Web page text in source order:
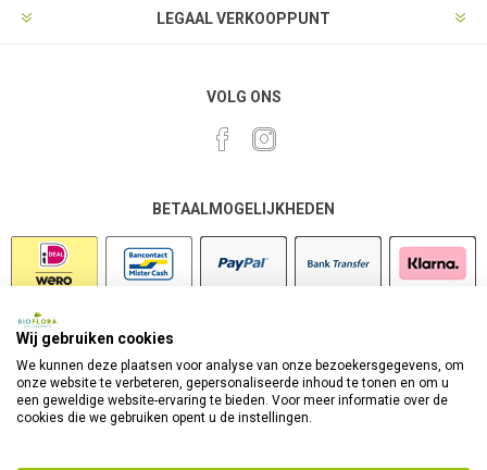
LEGAAL VERKOOPPUNT
VOLG ONS
BETAALMOGELIJKHEDEN
Wij gebruiken cookies
We kunnen deze plaatsen voor analyse van onze bezoekersgegevens, om
onze website te verbeteren, gepersonaliseerde inhoud te tonen en om u
een geweldige website-ervaring te bieden. Voor meer informatie over de
cookies die we gebruiken opent u de instellingen.